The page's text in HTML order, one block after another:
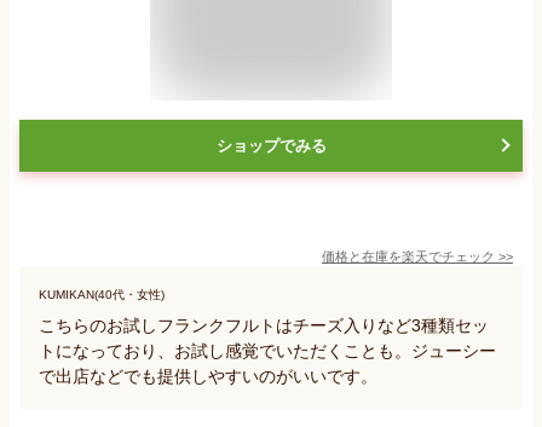
ショップでみる
価格と在庫を楽天でチェック >>
KUMIKAN(40代・女性)
こちらのお試しフランクフルトはチーズ入りなど3種類セッ
トになっており、お試し感覚でいただくことも。ジューシー
で出店などでも提供しやすいのがいいです。